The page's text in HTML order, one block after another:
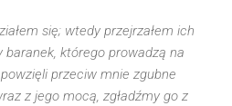
się; wtedy przejrzałem ich
którego prowadzą na
przeciw mnie zgubne
z jego mocą, zgładźmy go z